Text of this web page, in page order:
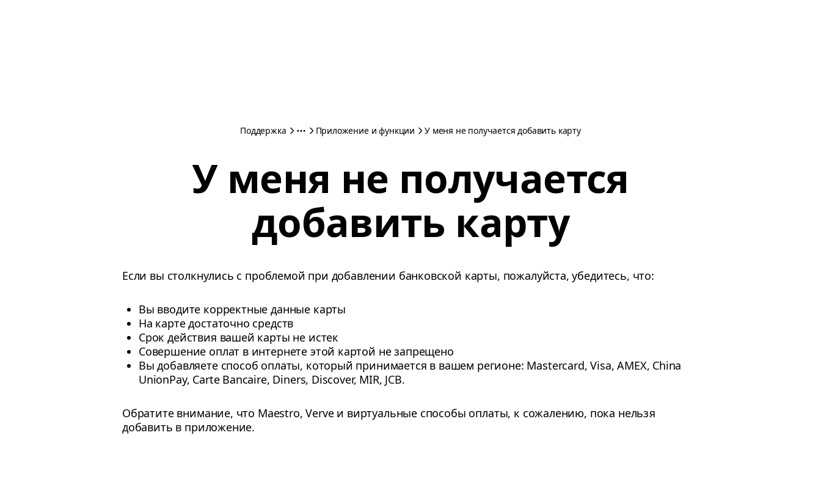
Поддержка Приложение и функции У меня не получается добавить карту
У меня не получается
добавить карту
Если вы столкнулись с проблемой при добавлении банковской карты, пожалуйста, убедитесь, что:
Вы вводите корректные данные карты
На карте достаточно средств
Срок действия вашей карты не истек
Совершение оплат в интернете этой картой не запрещено
Вы добавляете способ оплаты, который принимается в вашем регионе: Mastercard, Visa, AMEX, China
UnionPay, Carte Bancaire, Diners, Discover, MIR, JCB.
Обратите внимание, что Maestro, Verve и виртуальные способы оплаты, к сожалению, пока нельзя
добавить в приложение.